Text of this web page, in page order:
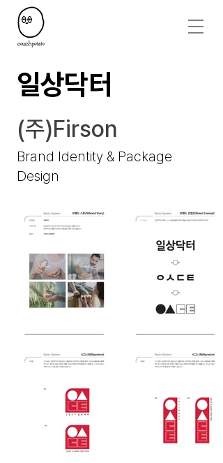
일상닥터
(주)Firson
Brand Identity & Package
Design